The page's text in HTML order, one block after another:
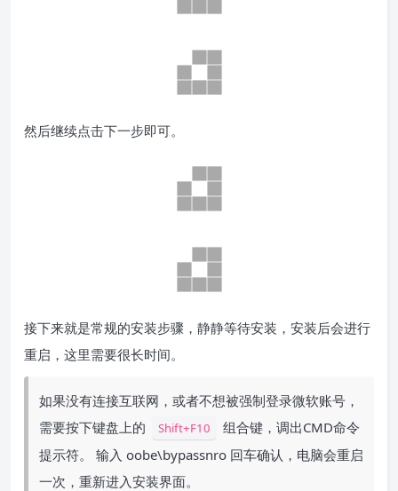
然后继续点击下一步即可。
接下来就是常规的安装步骤，静静等待安装，安装后会进行
重启，这里需要很长时间。
如果没有连接互联网，或者不想被强制登录微软账号，
需要按下键盘上的
Shift+F10
组合键，调出CMD命令
提示符。 输入 oobe\bypassnro 回车确认，电脑会重启
一次，重新进入安装界面。